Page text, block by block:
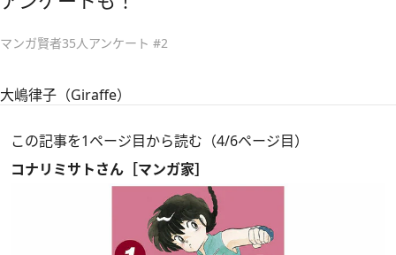
マンガ賢者35人アンケート #2
大嶋律子（Giraffe）
この記事を1ページ目から読む（4/6ページ目）
コナリミサトさん［マンガ家］